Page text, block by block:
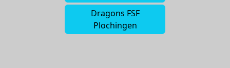
Dragons FSF
Plochingen